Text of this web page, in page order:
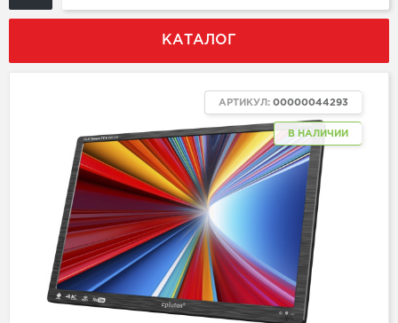
КАТАЛОГ
В НАЛИЧИИ
АРТИКУЛ: 00000044293